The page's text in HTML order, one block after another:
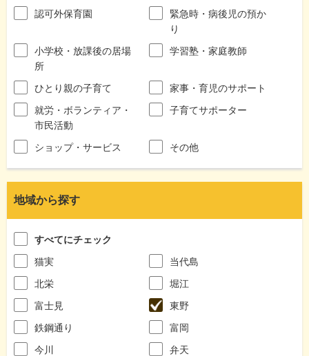
認可外保育園
緊急時・病後児の預か
り
小学校・放課後の居場
所
学習塾・家庭教師
ひとり親の子育て
家事・育児のサポート
就労・ボランティア・
市民活動
子育てサポーター
ショップ・サービス その他
地域から探す
すべてにチェック
猫実
当代島
北栄
堀江
富士見
東野
鉄鋼通り
富岡
今川
弁天